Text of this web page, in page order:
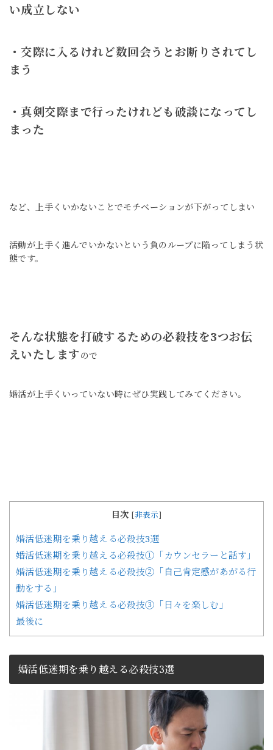
い成立しない
・交際に入るけれど数回会うとお断りされてし
まう
・真剣交際まで行ったけれども破談になってし
まった
など、上手くいかないことでモチベーションが下がってしまい
活動が上手く進んでいかないという 負のループに陥ってしまう状
態です。
そんな状態を打破するための必殺技を3つお伝
えいたしますので
婚活が上手くいっていない時にぜひ実践してみてください。
目次 [非表示]
婚活低迷期を乗り越える必殺技3選
婚活低迷期を乗り越える必殺技①「カウンセラーと話す」
婚活低迷期を乗り越える必殺技②「自己肯定感があがる行
動をする」
婚活低迷期を乗り越える必殺技③「日々を楽しむ」
最後に
婚活低迷期を乗り越える必殺技3選